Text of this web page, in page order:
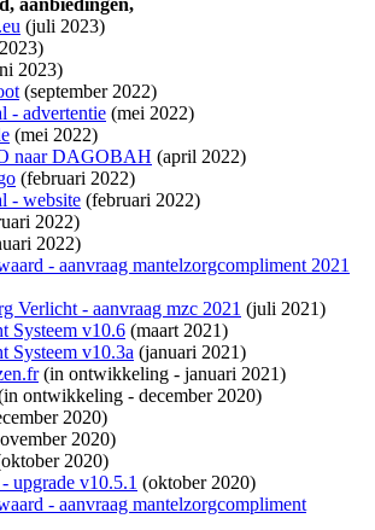
aanbiedingen,
(juli 2023)
2023)
(september 2022)
- advertentie (mei 2022)
(mei 2022)
naar DAGOBAH (april 2022)
(februari 2022)
- website (februari 2022)
2022)
2022)
- aanvraag mantelzorgcompliment 2021
Verlicht - aanvraag mzc 2021 (juli 2021)
Systeem v10.6 (maart 2021)
Systeem v10.3a (januari 2021)
(in ontwikkeling - januari 2021)
in ontwikkeling - december 2020)
2020)
2020)
2020)
upgrade v10.5.1 (oktober 2020)
- aanvraag mantelzorgcompliment